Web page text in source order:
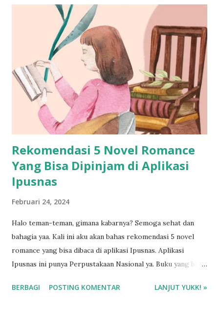
Rekomendasi 5 Novel Romance
Yang Bisa Dipinjam di Aplikasi
Ipusnas
Februari 24, 2024
Halo teman-teman, gimana kabarnya? Semoga sehat dan
bahagia yaa. Kali ini aku akan bahas rekomendasi 5 novel
romance yang bisa dibaca di aplikasi Ipusnas. Aplikasi
Ipusnas ini punya Perpustakaan Nasional ya. Buku yang bisa
5 hari. Jadi, kamu bisa punya waktu 5 hari untuk
BERBAGI POSTING KOMENTAR LANJUT YUKK! »